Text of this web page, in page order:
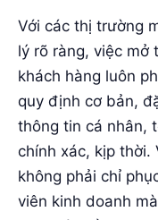
Với các thị trường
lý rõ ràng, việc mở
khách hàng luôn
quy định cơ bản,
thông tin cá nhân,
chính xác, kịp thời.
không phải chỉ
viên kinh doanh